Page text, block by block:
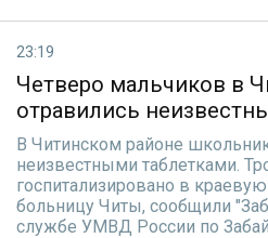
23:19
Четверо мальчиков в
отравились
В Читинском районе
неизвестными таблетками.
госпитализировано в
больницу Читы, сообщили
службе УМВД России по